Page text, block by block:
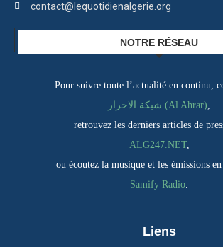
contact@lequotidienalgerie.org
NOTRE RÉSEAU
Pour suivre toute l’actualité en continu,
شبكة الاحرار (Al Ahrar),
retrouvez les derniers articles de
ALG247.NET,
ou écoutez la musique et les émissions
Samify Radio.
Liens